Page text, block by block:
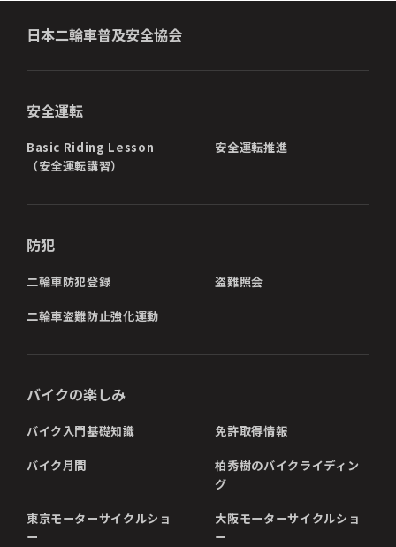
日本二輪車普及安全協会
安全運転
Basic Riding Lesson
（安全運転講習）
安全運転推進
防犯
二輪車防犯登録 盗難照会
二輪車盗難防止強化運動
バイクの楽しみ
バイク入門基礎知識 免許取得情報
バイク月間
柏秀樹のバイクライディン
グ
東京モーターサイクルショ
ー
大阪モーターサイクルショ
ー